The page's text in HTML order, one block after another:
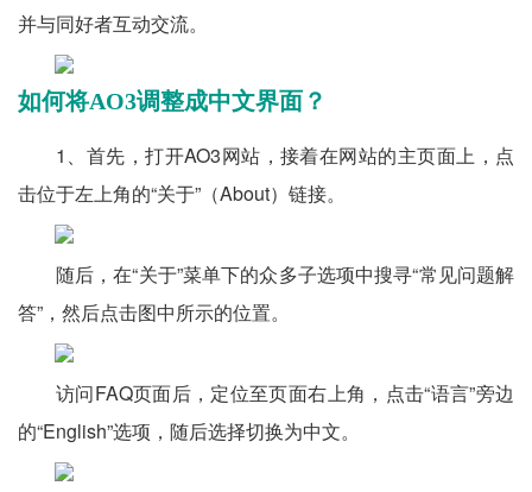
并与同好者互动交流。
如何将AO3调整成中文界面？
1、首先，打开AO3网站，接着在网站的主页面上，点
击位于左上角的“关于”（About）链接。
随后，在“关于”菜单下的众多子选项中搜寻“常见问题解
答”，然后点击图中所示的位置。
访问FAQ页面后，定位至页面右上角，点击“语言”旁边
的“English”选项，随后选择切换为中文。